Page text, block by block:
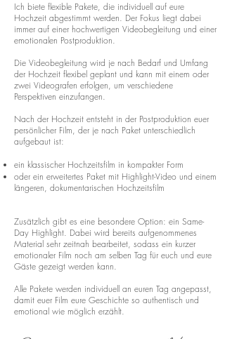
Ich biete flexible Pakete, die individuell auf eure
Hochzeit abgestimmt werden. Der Fokus liegt dabei
immer auf einer hochwertigen Videobegleitung und einer
emotionalen Postproduktion.
Die Videobegleitung wird je nach Bedarf und Umfang
der Hochzeit flexibel geplant und kann mit einem oder
zwei Videografen erfolgen, um verschiedene
Perspektiven einzufangen.
Nach der Hochzeit entsteht in der Postproduktion euer
persönlicher Film, der je nach Paket unterschiedlich
aufgebaut ist:
ein klassischer Hochzeitsfilm in kompakter Form
oder ein erweitertes Paket mit Highlight-Video und einem
längeren, dokumentarischen Hochzeitsfilm
Zusätzlich gibt es eine besondere Option: ein Same-
Day Highlight. Dabei wird bereits aufgenommenes
Material sehr zeitnah bearbeitet, sodass ein kurzer
emotionaler Film noch am selben Tag für euch und eure
Gäste gezeigt werden kann.
Alle Pakete werden individuell an euren Tag angepasst,
damit euer Film eure Geschichte so authentisch und
emotional wie möglich erzählt.